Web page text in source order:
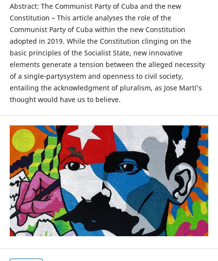
Abstract: The Communist Party of Cuba and the new
Constitution – This article analyses the role of the
Communist Party of Cuba within the new Constitution
adopted in 2019. While the Constitution clinging on the
basic principles of the Socialist State, new innovative
elements generate a tension between the alleged necessity
of a single-partysystem and openness to civil society,
entailing the acknowledgment of pluralism, as Jose Martí’s
thought would have us to believe.